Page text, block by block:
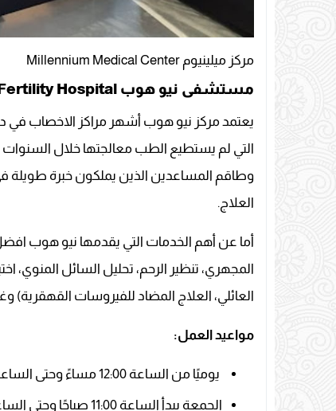
مركز ميلينيوم Millennium Medical Center
مستشفى نيو هوب New Hope IVF Gynaecology & Fertility Hospital
التي لم يستطيع الطب معالجتها خلال السنوات
وطاقم المساعدين الذين يملكون خبرة طويلة
العلاج.
أما عن أهم الخدمات التي يقدمها نيو هوب
المجهري، تنظير الرحم، تحليل السائل المنوي،
العائلي، العلاج المضاد للفيروسات القهقرية)
مواعيد العمل:
يوميًا من الساعة 12:00 مساءً وحتى الساعة 8:00 مساءً.
الجمعة يبدأ الساعة 11:00 صباحًا وحتى الساعة 4:00 مساءً.